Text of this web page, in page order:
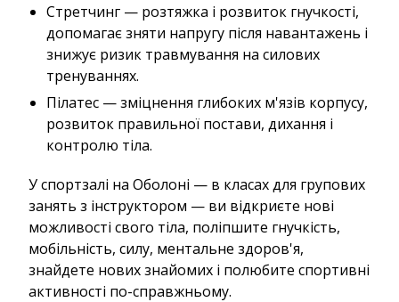
Стретчинг — розтяжка і розвиток гнучкості,
допомагає зняти напругу після навантажень і
знижує ризик травмування на силових
тренуваннях.
Пілатес — зміцнення глибоких м'язів корпусу,
розвиток правильної постави, дихання і
контролю тіла.
У спортзалі на Оболоні — в класах для групових
занять з інструктором — ви відкриєте нові
можливості свого тіла, поліпшите гнучкість,
мобільність, силу, ментальне здоров'я,
знайдете нових знайомих і полюбите спортивні
активності по-справжньому.